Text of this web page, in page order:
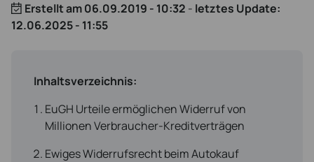
Erstellt am06.09.2019 - 10:32 - letztes Update:
12.06.2025 - 11:55
Inhaltsverzeichnis:
EuGH Urteile ermöglichen Widerruf von
Millionen Verbraucher-Kreditverträgen
Ewiges Widerrufsrecht beim Autokauf